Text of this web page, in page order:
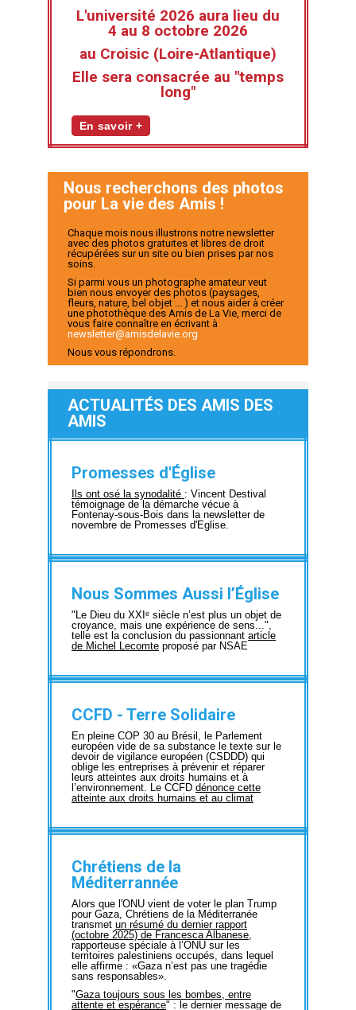
L'université 2026 aura lieu du
4 au 8 octobre 2026
au Croisic (Loire-Atlantique)
Elle sera consacrée au "temps
long"
En savoir +
Nous recherchons des photos
pour La vie des Amis !
Chaque mois nous illustrons notre newsletter
avec des photos gratuites et libres de droit
récupérées sur un site ou bien prises par nos
soins.
Si parmi vous un photographe amateur veut
bien nous envoyer des photos (paysages,
fleurs, nature, bel objet ... ) et nous aider à créer
une photothèque des Amis de La Vie, merci de
vous faire connaître en écrivant à
newsletter@amisdelavie.org
Nous vous répondrons.
ACTUALITÉS DES AMIS DES
AMIS
Promesses d'Église
Ils ont osé la synodalité : Vincent Destival
témoignage de la démarche vécue à
Fontenay-sous-Bois dans la newsletter de
novembre de Promesses d'Eglise.
Nous Sommes Aussi l’Église
"Le Dieu du XXIᵉ siècle n’est plus un objet de
croyance, mais une expérience de sens...",
telle est la conclusion du passionnant article
de Michel Lecomte proposé par NSAE
CCFD - Terre Solidaire
En pleine COP 30 au Brésil, le Parlement
européen vide de sa substance le texte sur le
devoir de vigilance européen (CSDDD) qui
oblige les entreprises à prévenir et réparer
leurs atteintes aux droits humains et à
l’environnement. Le CCFD dénonce cette
atteinte aux droits humains et au climat
Chrétiens de la
Méditerrannée
Alors que l'ONU vient de voter le plan Trump
pour Gaza, Chrétiens de la Méditerranée
transmet un résumé du dernier rapport
(octobre 2025) de Francesca Albanese,
rapporteuse spéciale à l’ONU sur les
territoires palestiniens occupés, dans lequel
elle affirme : «Gaza n’est pas une tragédie
sans responsables».
"Gaza toujours sous les bombes, entre
attente et espérance" : le dernier message de